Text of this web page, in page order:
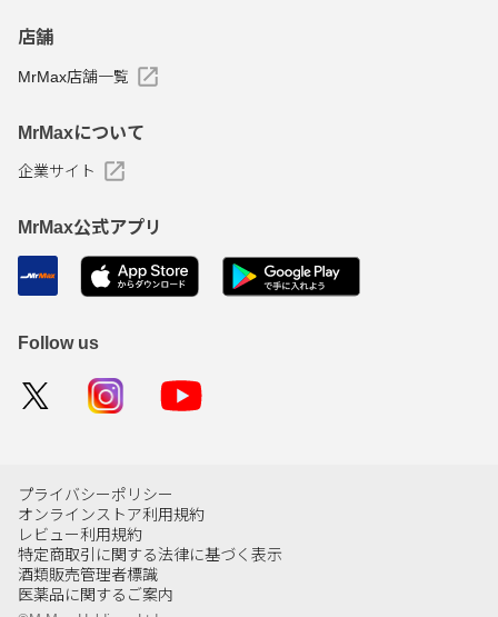
店舗
MrMax店舗一覧
MrMaxについて
企業サイト
MrMax公式アプリ
Follow us
プライバシーポリシー
オンラインストア利用規約
レビュー利用規約
特定商取引に関する法律に基づく表示
酒類販売管理者標識
医薬品に関するご案内